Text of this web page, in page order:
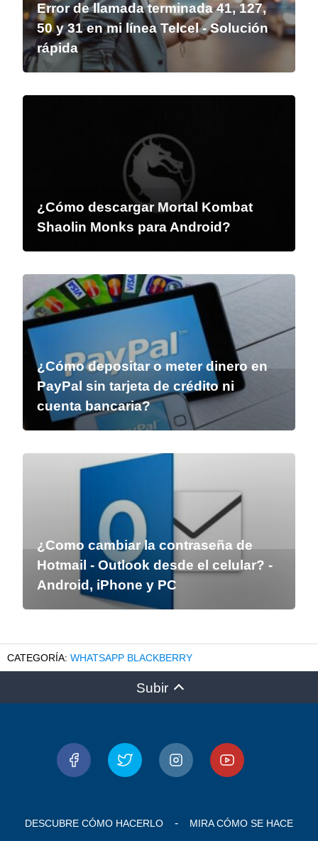
Error de llamada terminada 41, 127,
50 y 31 en mi línea Telcel - Solución
rápida
¿Cómo descargar Mortal Kombat
Shaolin Monks para Android?
¿Cómo depositar o meter dinero en
PayPal sin tarjeta de crédito ni
cuenta bancaria?
¿Como cambiar la contraseña de
Hotmail - Outlook desde el celular? -
Android, iPhone y PC
WHATSAPP BLACKBERRY
Subir
DESCUBRE CÓMO HACERLO MIRA CÓMO SE HACE